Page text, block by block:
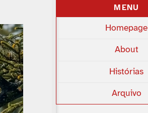
MENU
Homepage
About
Histórias
Arquivo